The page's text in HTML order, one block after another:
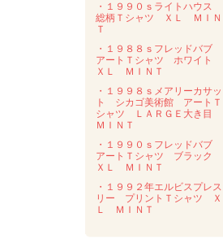
・１９９０ｓライトハウス
総柄Ｔシャツ ＸＬ ＭＩＮ
Ｔ
・１９８８ｓフレッドバブ
アートＴシャツ ホワイト
ＸＬ ＭＩＮＴ
・１９９８ｓメアリーカサッ
ト シカゴ美術館 アートＴ
シャツ ＬＡＲＧＥ大き目
ＭＩＮＴ
・１９９０ｓフレッドバブ
アートＴシャツ ブラック
ＸＬ ＭＩＮＴ
・１９９２年エルビスプレス
リー プリントＴシャツ Ｘ
Ｌ ＭＩＮＴ